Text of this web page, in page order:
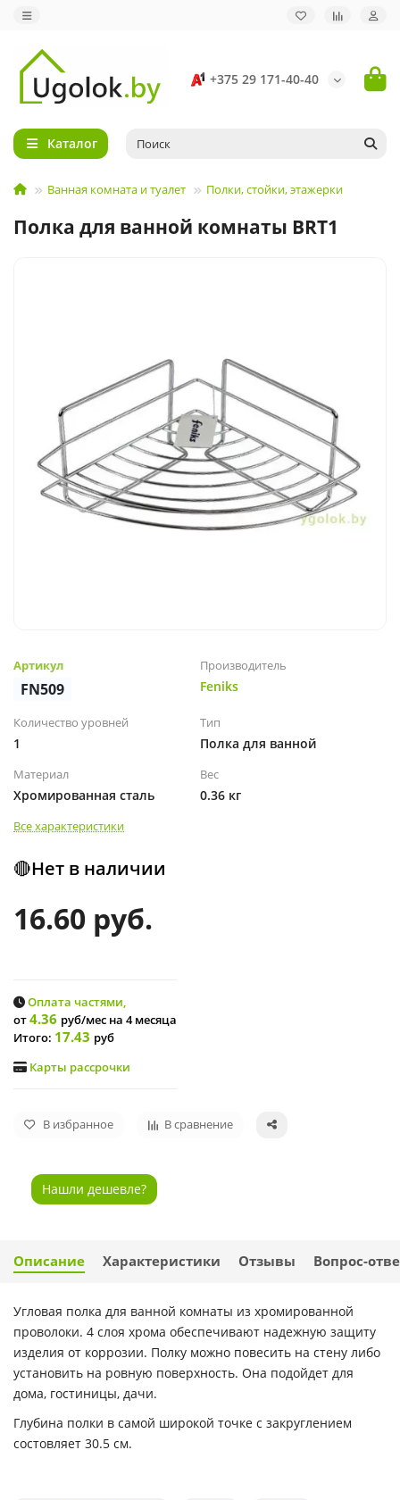
+375 29 171-40-40
Каталог
Ванная комната и туалет Полки, стойки, этажерки
Полка для ванной комнаты BRT1
Артикул
FN509
Производитель
Feniks
Количество уровней
1
Тип
Полка для ванной
Материал
Хромированная сталь
Вес
0.36 кг
Все характеристики
🔴Нет в наличии
16.60 руб.
Оплата частями,
от4.36 руб/мес на 4 месяца
Итого: 17.43 руб
Карты рассрочки
В избранное В сравнение
Нашли дешевле?
Описание Характеристики Отзывы Вопрос-
Угловая полка для ванной комнаты из хромированной
проволоки. 4 слоя хрома обеспечивают надежную защиту
изделия от коррозии. Полку можно повесить на стену либо
установить на ровную поверхность. Она подойдет для
дома, гостиницы, дачи.
Глубина полки в самой широкой точке с закруглением
состовляет 30.5 см.